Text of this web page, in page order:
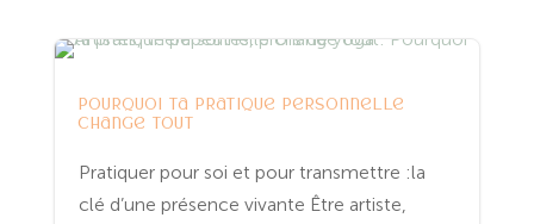
Pourquoi ta pratique personnelle
change tout
Pratiquer pour soi et pour transmettre :la
clé d’une présence vivante Être artiste,